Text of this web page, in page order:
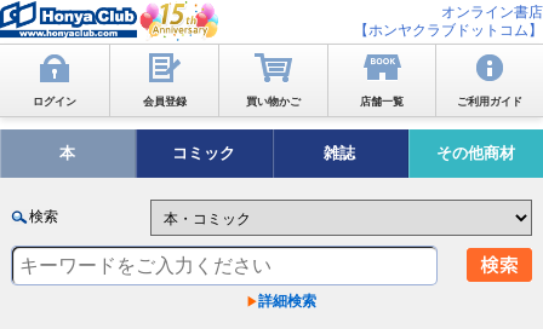
オンライン書店
【ホンヤクラブドットコム】
ログイン 会員登録 買い物かご 店舗一覧 ご利用ガイド
本 コミック 雑誌 その他商材
検索
詳細検索